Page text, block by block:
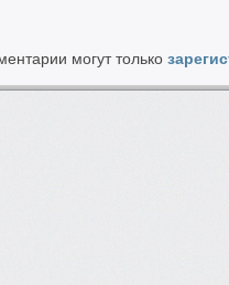
могут только